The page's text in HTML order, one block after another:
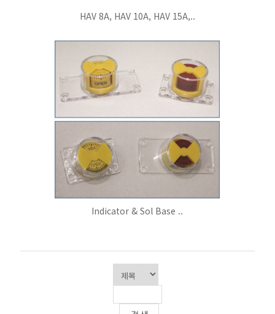
HAV 8A, HAV 10A, HAV 15A,..
Indicator & Sol Base ..